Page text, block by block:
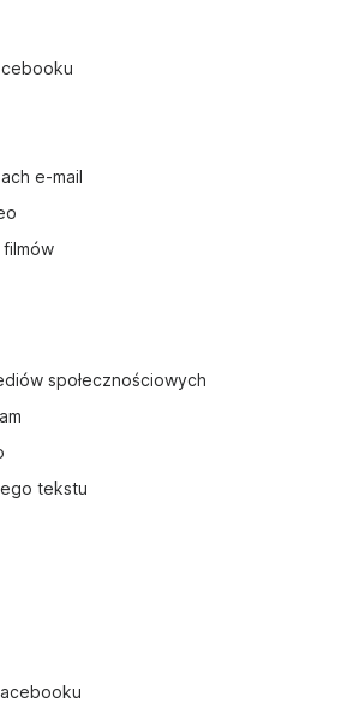
e-mail
społecznościowych
tekstu